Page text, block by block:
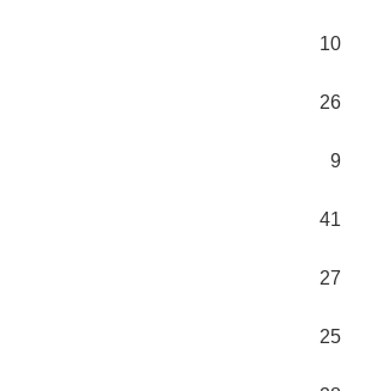
10
26
9
41
27
25